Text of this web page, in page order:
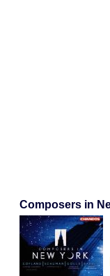
Composers in